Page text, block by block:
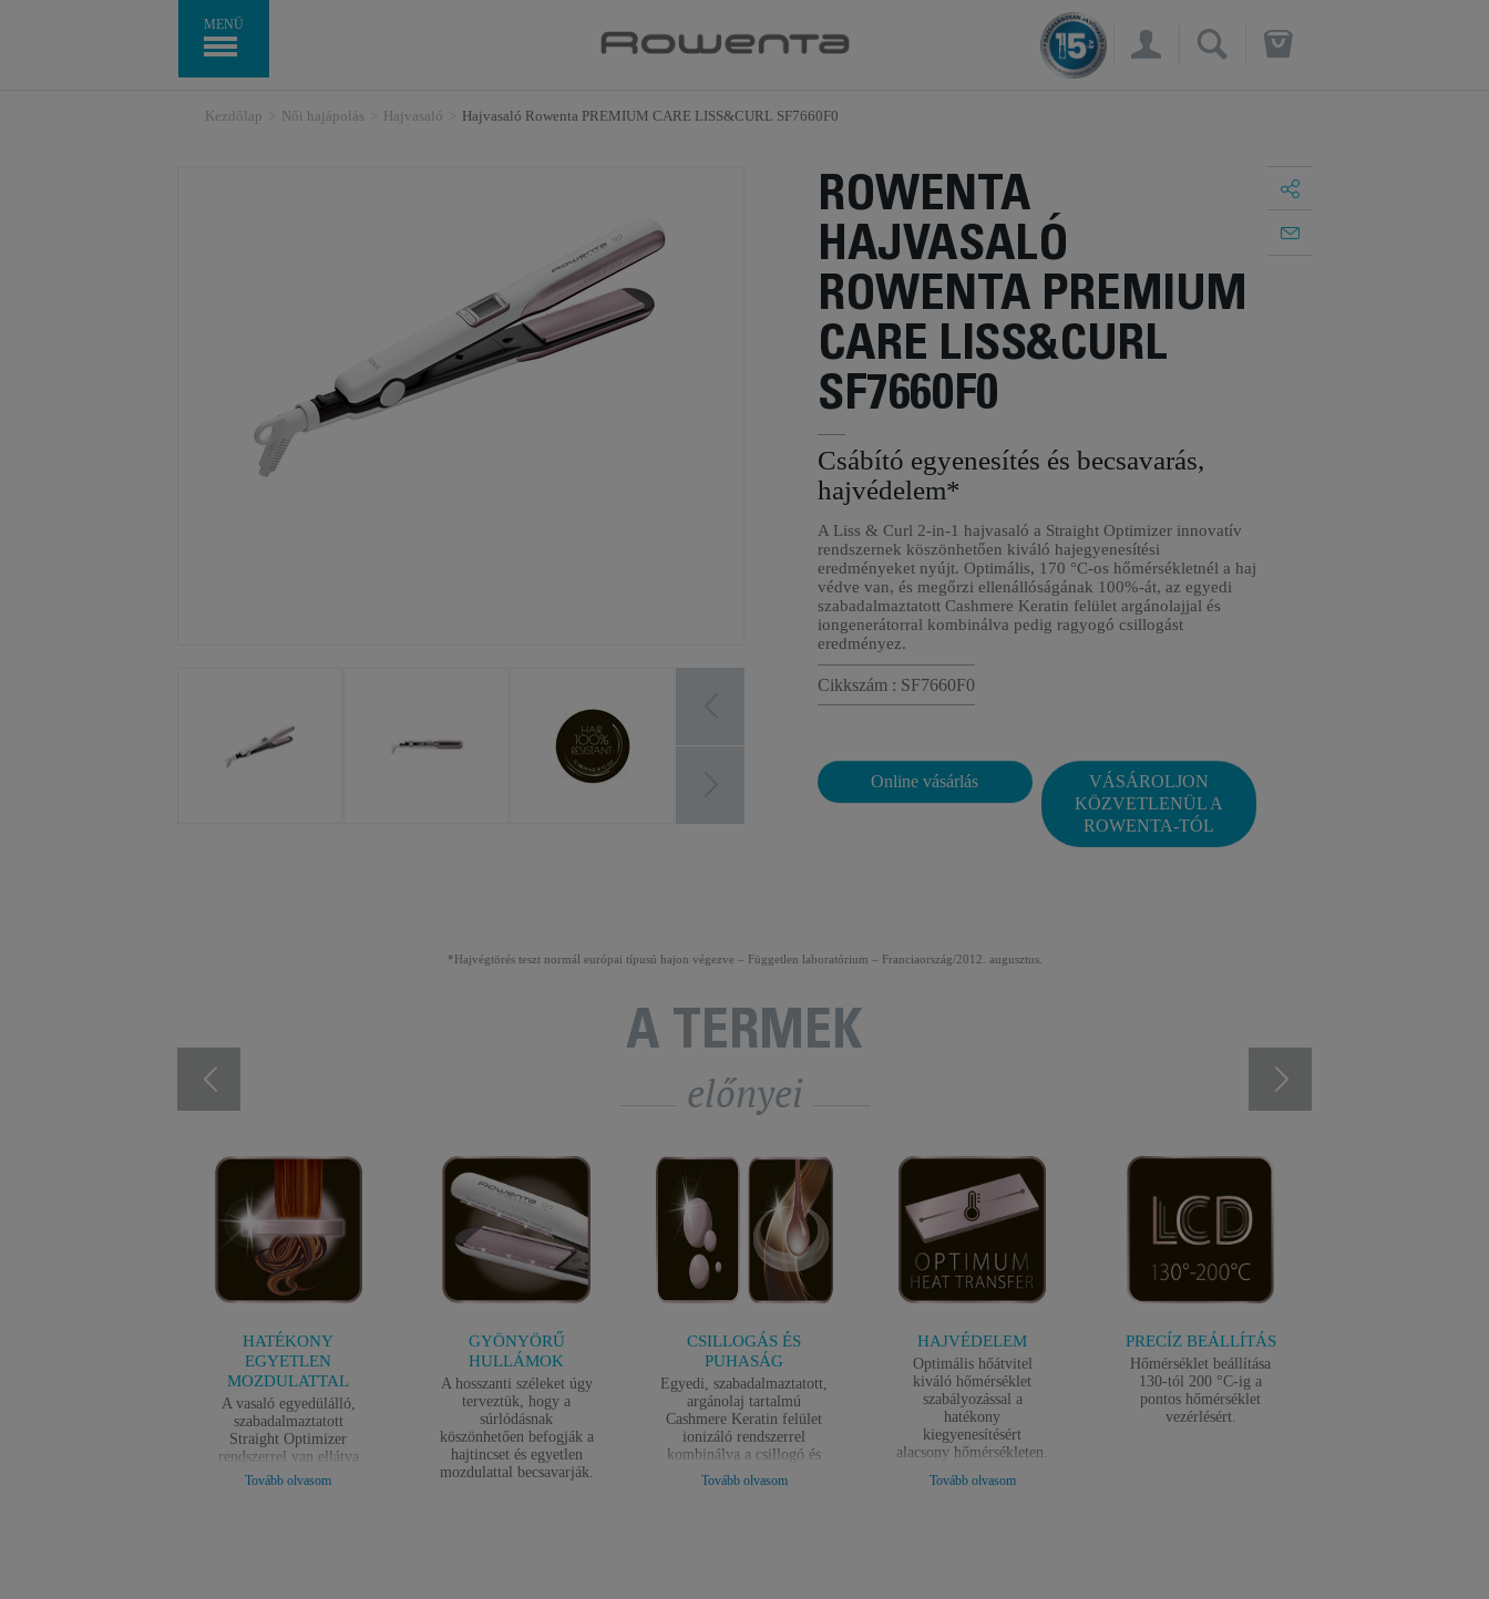
MENÜ
×
Kezdőlap Női hajápolás Hajvasaló Hajvasaló Rowenta PREMIUM CARE LISS&CURL SF7660F0
ROWENTA
HAJVASALÓ
ROWENTA PREMIUM
CARE LISS&CURL
SF7660F0
Csábító egyenesítés és becsavarás,
hajvédelem*
A Liss & Curl 2-in-1 hajvasaló a Straight Optimizer innovatív
rendszernek köszönhetően kiváló hajegyenesítési
eredményeket nyújt. Optimális, 170 °C-os hőmérsékletnél a haj
védve van, és megőrzi ellenállóságának 100%-át, az egyedi
szabadalmaztatott Cashmere Keratin felület argánolajjal és
iongenerátorral kombinálva pedig ragyogó csillogást
eredményez.
Cikkszám : SF7660F0
Online vásárlás
VÁSÁROLJON
KÖZVETLENÜL A
ROWENTA-TÓL
*Hajvégtörés teszt normál európai típusú hajon végezve – Független laboratórium – Franciaország/2012. augusztus.
A TERMÉK
előnyei
HATÉKONY
EGYETLEN
MOZDULATTAL
A vasaló egyedülálló,
szabadalmaztatott
Straight Optimizer
rendszerrel van ellátva
szilikon csíkkal, mely
Tovább olvasom
GYÖNYÖRŰ
HULLÁMOK
A hosszanti széleket úgy
terveztük, hogy a
súrlódásnak
köszönhetően befogják a
hajtincset és egyetlen
mozdulattal becsavarják.
CSILLOGÁS ÉS
PUHASÁG
Egyedi, szabadalmaztatott,
argánolaj tartalmú
Cashmere Keratin felület
ionizáló rendszerrel
kombinálva a csillogó és
sima hajért kócolódás
nélkül.
Tovább olvasom
HAJVÉDELEM
Optimális hőátvitel
kiváló hőmérséklet
szabályozással a
hatékony
kiegyenesítésért
alacsony hőmérsékleten.
hőmérséklet megőrzi a
Tovább olvasom
PRECÍZ BEÁLLÍTÁS
Hőmérséklet beállítása
130-tól 200 °C-ig a
pontos hőmérséklet
vezérlésért.